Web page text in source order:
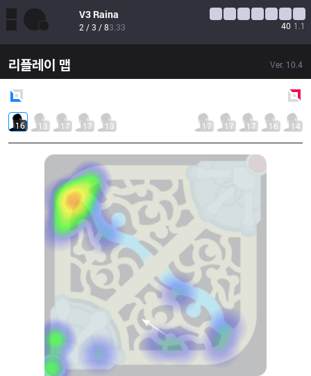
V3 Raina
2 / 3 / 83.33 40 1.1
리플레이 맵 Ver. 10.4
16 13 17 17 13 17 17 17 16 14